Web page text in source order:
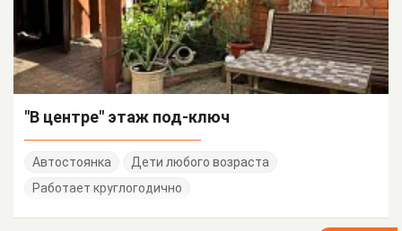
"В центре" этаж под-ключ
Автостоянка
Дети любого возраста
Работает круглогодично